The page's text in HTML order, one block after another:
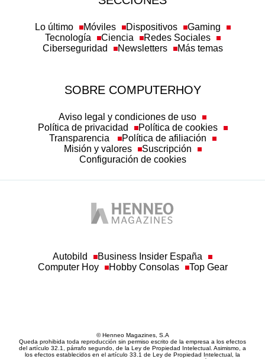
Lo último Móviles Dispositivos
Gaming
Tecnología
Ciencia
Redes Sociales
Ciberseguridad
Newsletters Más temas
SOBRE COMPUTERHOY
Aviso legal y condiciones de uso
Política de privacidad
Política de cookies
Transparencia
Política de afiliación
Misión y valores
Suscripción
Configuración de cookies
Autobild
Business Insider España
Computer Hoy
Hobby Consolas Top Gear
© Henneo Magazines, S.A
Queda prohibida toda reproducción sin permiso escrito de la empresa a los efectos
del artículo 32.1, párrafo segundo, de la Ley de Propiedad Intelectual. Asimismo, a
los efectos establecidos en el artículo 33.1 de Ley de Propiedad Intelectual, la